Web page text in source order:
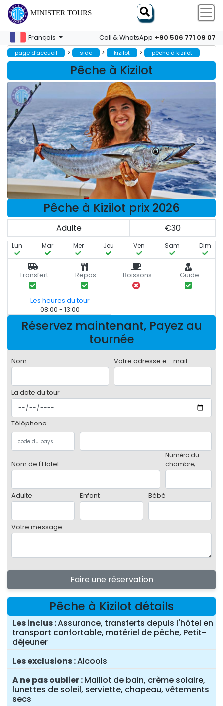
MINISTER TOURS
Français Call & WhatsApp +90 506 771 09 07
page d'accueil > side > kizilot > pêche à kizilot
Pêche à Kizilot
Pêche à Kizilot prix 2026
Adulte €30
Lun Mar Mer Jeu Ven Sam Dim
Transfert Repas Boissons Guide
Les heures du tour
08:00 - 13:00
Réservez maintenant, Payez au
tournée
Nom Votre adresse e - mail
La date du tour
Téléphone
Nom de l'Hotel
Numéro du
chambre;
Adulte Enfant Bébé
Votre message
Faire une réservation
Pêche à Kizilot détails
Les inclus Assurance, transferts depuis l'hôtel en
transport confortable, matériel de pêche, Petit-
déjeuner
Les exclusions Alcools
A ne pas oublier Maillot de bain, crème solaire,
lunettes de soleil, serviette, chapeau, vêtements
secs